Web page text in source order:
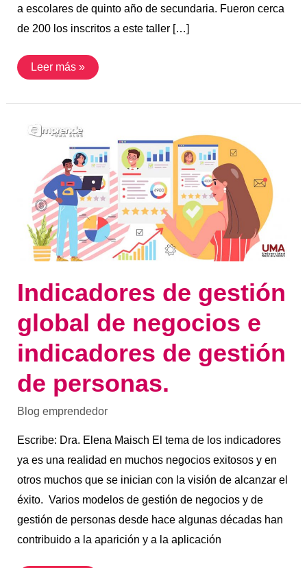
a escolares de quinto año de secundaria. Fueron cerca
de 200 los inscritos a este taller […]
Leer más »
Indicadores de gestión
global de negocios e
indicadores de gestión
de personas.
Blog emprendedor
Escribe: Dra. Elena Maisch El tema de los indicadores
ya es una realidad en muchos negocios exitosos y en
otros muchos que se inician con la visión de alcanzar el
éxito. Varios modelos de gestión de negocios y de
gestión de personas desde hace algunas décadas han
contribuido a la aparición y a la aplicación
Indicadores
de
negocios
e
indicadores
de
gestión
de
personas.